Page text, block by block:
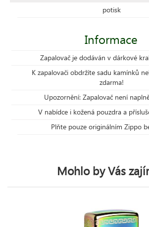
potisk
Informace
Zapalovač je dodáván v dárkové
K zapalovači obdržíte sadu kamínků
zdarma!
Upozornění: Zapalovač není
V nabídce i kožená pouzdra a
Plňte pouze originálním Zippo
Mohlo by Vás